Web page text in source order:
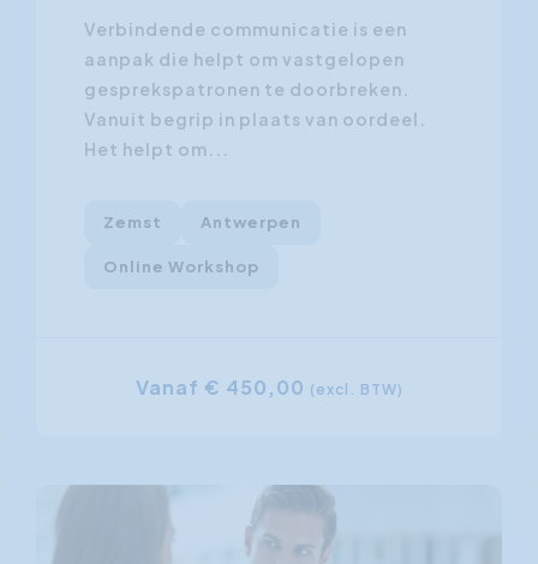
Verbindende communicatie is een
aanpak die helpt om vastgelopen
gesprekspatronen te doorbreken.
Vanuit begrip in plaats van oordeel.
Het helpt om...
Zemst Antwerpen
Online Workshop
Vanaf € 450,00 (excl. BTW)